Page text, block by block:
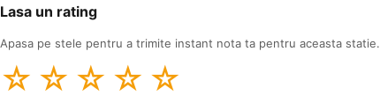
Lasa un rating
Apasa pe stele pentru a trimite instant nota ta pentru aceasta statie.
☆ ☆ ☆ ☆ ☆